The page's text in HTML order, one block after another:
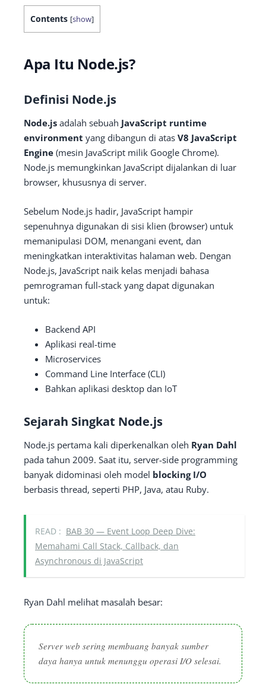
Contents [show]
Apa Itu Node.js?
Definisi Node.js
Node.js adalah sebuah JavaScript runtime
environment yang dibangun di atas V8 JavaScript
Engine (mesin JavaScript milik Google Chrome).
Node.js memungkinkan JavaScript dijalankan di luar
browser, khususnya di server.
Sebelum Node.js hadir, JavaScript hampir
sepenuhnya digunakan di sisi klien (browser) untuk
memanipulasi DOM, menangani event, dan
meningkatkan interaktivitas halaman web. Dengan
Node.js, JavaScript naik kelas menjadi bahasa
pemrograman full-stack yang dapat digunakan
untuk:
Backend API
Aplikasi real-time
Microservices
Command Line Interface (CLI)
Bahkan aplikasi desktop dan IoT
Sejarah Singkat Node.js
Node.js pertama kali diperkenalkan oleh Ryan Dahl
pada tahun 2009. Saat itu, server-side programming
banyak didominasi oleh model blocking I/O
berbasis thread, seperti PHP, Java, atau Ruby.
READ : BAB 30 — Event Loop Deep Dive:
Memahami Call Stack, Callback, dan
Asynchronous di JavaScript
Ryan Dahl melihat masalah besar:
Server web sering membuang banyak sumber
daya hanya untuk menunggu operasi I/O selesai.